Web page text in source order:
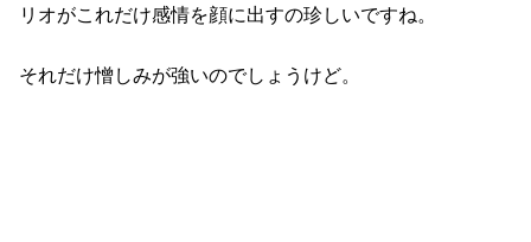
リオがこれだけ感情を顔に出すの珍しいですね。
それだけ憎しみが強いのでしょうけど。